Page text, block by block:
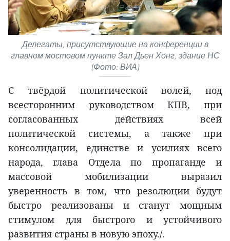
Делегаты, присутствующие на конференции в
главном мостовом пункте Зал Дьен Хонг, здание НС
(Фото: ВИА)
С твёрдой политической волей, под
всесторонним руководством КПВ, при
согласованных действиях всей
политической системы, а также при
консолидации, единстве и усилиях всего
народа, глава Отдела по пропаганде и
массовой мобилизации выразил
уверенность в том, что резолюции будут
быстро реализованы и станут мощным
стимулом для быстрого и устойчивого
развития страны в новую эпоху./.